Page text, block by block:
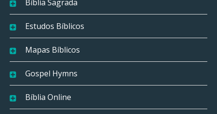
Bíblia Sagrada
Estudos Bíblicos
Mapas Bíblicos
Gospel Hymns
Bíblia Online